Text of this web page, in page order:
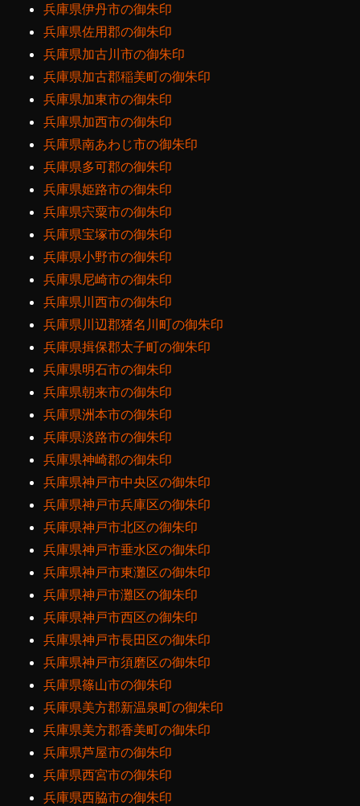
兵庫県伊丹市の御朱印
兵庫県佐用郡の御朱印
兵庫県加古川市の御朱印
兵庫県加古郡稲美町の御朱印
兵庫県加東市の御朱印
兵庫県加西市の御朱印
兵庫県南あわじ市の御朱印
兵庫県多可郡の御朱印
兵庫県姫路市の御朱印
兵庫県宍粟市の御朱印
兵庫県宝塚市の御朱印
兵庫県小野市の御朱印
兵庫県尼崎市の御朱印
兵庫県川西市の御朱印
兵庫県川辺郡猪名川町の御朱印
兵庫県揖保郡太子町の御朱印
兵庫県明石市の御朱印
兵庫県朝来市の御朱印
兵庫県洲本市の御朱印
兵庫県淡路市の御朱印
兵庫県神崎郡の御朱印
兵庫県神戸市中央区の御朱印
兵庫県神戸市兵庫区の御朱印
兵庫県神戸市北区の御朱印
兵庫県神戸市垂水区の御朱印
兵庫県神戸市東灘区の御朱印
兵庫県神戸市灘区の御朱印
兵庫県神戸市西区の御朱印
兵庫県神戸市長田区の御朱印
兵庫県神戸市須磨区の御朱印
兵庫県篠山市の御朱印
兵庫県美方郡新温泉町の御朱印
兵庫県美方郡香美町の御朱印
兵庫県芦屋市の御朱印
兵庫県西宮市の御朱印
兵庫県西脇市の御朱印